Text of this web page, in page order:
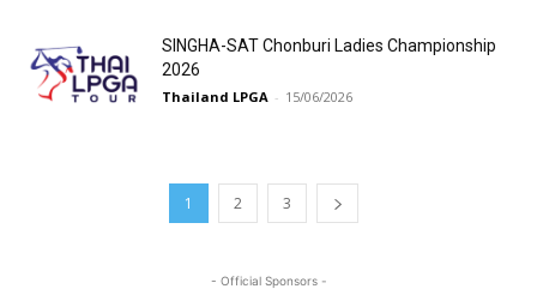
SINGHA-SAT Chonburi Ladies Championship
2026
Thailand LPGA - 15/06/2026
1 2 3
- Official Sponsors -